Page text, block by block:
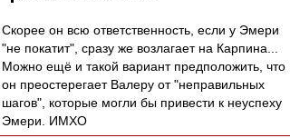
Скорее он всю ответственность, если у Эмери
"не покатит", сразу же возлагает на Карпина...
Можно ещё и такой вариант предположить, что
он преостерегает Валеру от "неправильных
шагов", которые могли бы привести к неуспеху
Эмери. ИМХО